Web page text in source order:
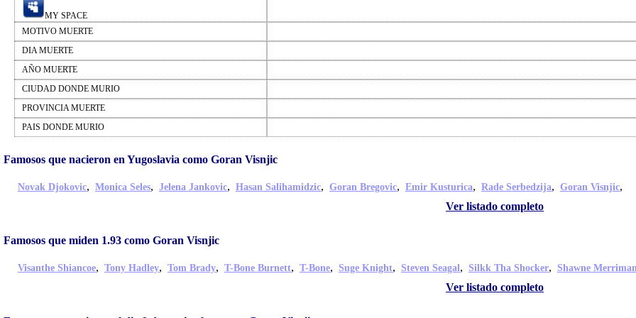
MY SPACE
MOTIVO MUERTE
DIA MUERTE
AÑO MUERTE
CIUDAD DONDE MURIO
PROVINCIA MUERTE
PAIS DONDE MURIO
Famosos que nacieron en Yugoslavia como Goran Visnjic
Novak Djokovic, Monica Seles, Jelena Jankovic, Hasan Salihamidzic, Goran Bregovic, Emir Kusturica, Rade Serbedzija, Goran Visnjic,
Ver listado completo
Famosos que miden 1.93 como Goran Visnjic
Visanthe Shiancoe, Tony Hadley, Tom Brady, T-Bone Burnett, T-Bone, Suge Knight, Steven Seagal, Silkk Tha Shocker, Shawne
Ver listado completo